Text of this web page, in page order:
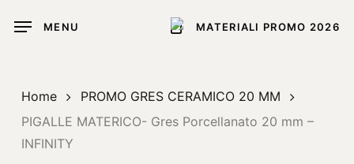
MATERIALI PROMO 2026
MENU
Home
PROMO GRES CERAMICO 20 MM
PIGALLE MATERICO- Gres Porcellanato 20 mm –
INFINITY